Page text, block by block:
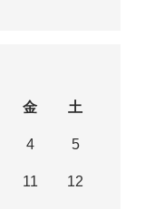
金 土
4 5
11 12